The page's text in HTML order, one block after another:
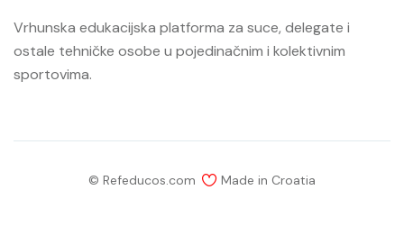
Vrhunska edukacijska platforma za suce, delegate i
ostale tehničke osobe u pojedinačnim i kolektivnim
sportovima.
© Refeducos.com Made in Croatia